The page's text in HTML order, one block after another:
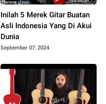
Inilah 5 Merek Gitar Buatan
Asli Indonesia Yang Di Akui
Dunia
September 07, 2024